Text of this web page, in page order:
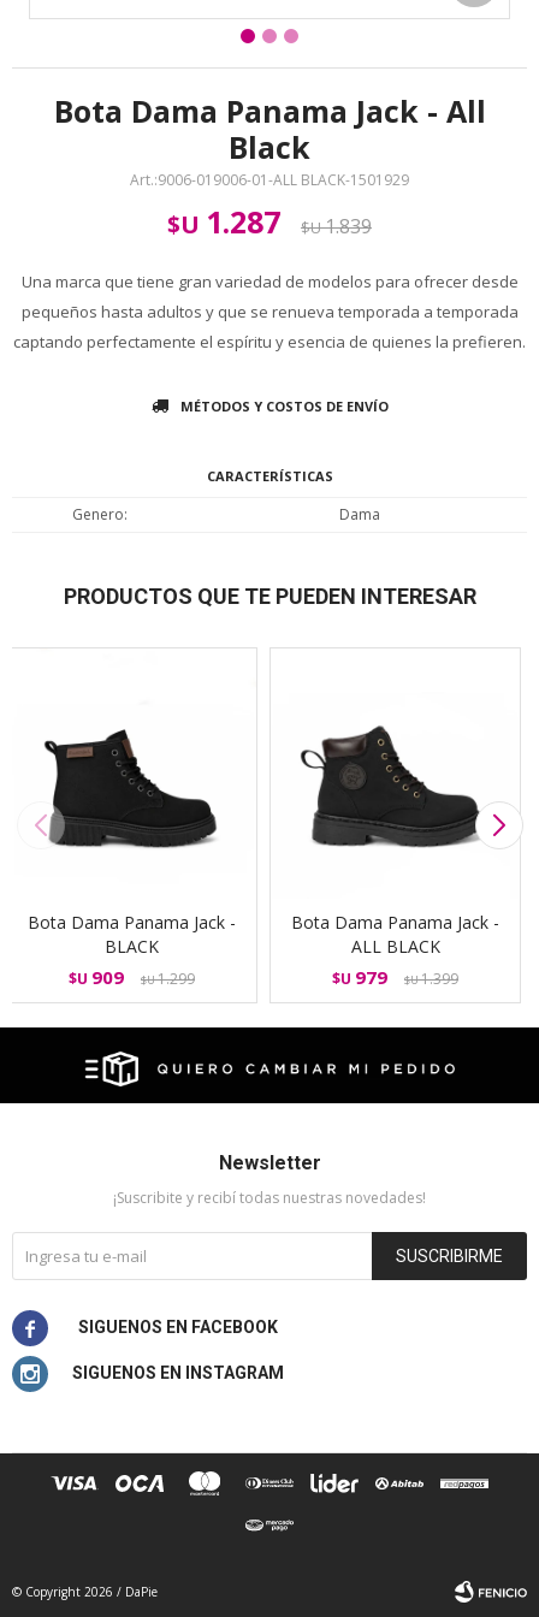
Bota Dama Panama Jack - All
Black
9006-019006-01-ALL BLACK-1501929
$U 1.287 $U1.839
Una marca que tiene gran variedad de modelos para ofrecer desde
pequeños hasta adultos y que se renueva temporada a temporada
captando perfectamente el espíritu y esencia de quienes la prefieren.
MÉTODOS Y COSTOS DE ENVÍO
CARACTERÍSTICAS
Genero Dama
PRODUCTOS QUE TE PUEDEN INTERESAR
Bota Dama Panama Jack -
BLACK
$U 909 $U1.299
Bota Dama Panama Jack -
ALL BLACK
$U 979 $U1.399
Newsletter
¡Suscribite y recibí todas nuestras novedades!
SUSCRIBIRME


© Copyright 2026 / DaPie